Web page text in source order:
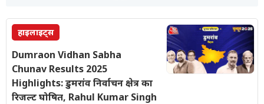
हाइलाइट्स
Dumraon Vidhan Sabha
Chunav Results 2025
Highlights: डुमरांव निर्वाचन क्षेत्र का
रिजल्ट घोषित, Rahul Kumar Singh